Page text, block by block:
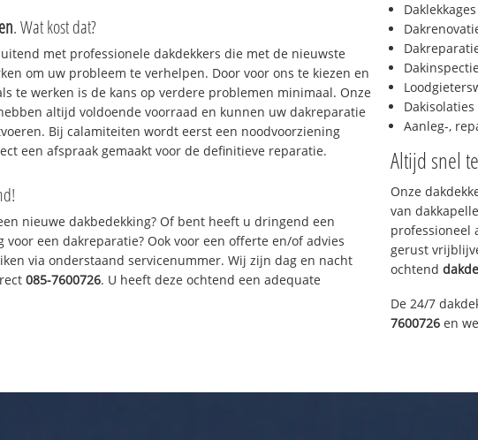
. Wat kost dat?
met professionele dakdekkers die met de nieuwste
om uw probleem te verhelpen. Door voor ons te kiezen en
te werken is de kans op verdere problemen minimaal. Onze
altijd voldoende voorraad en kunnen uw dakreparatie
Bij calamiteiten wordt eerst een noodvoorziening
een afspraak gemaakt voor de definitieve reparatie.
nieuwe dakbedekking? Of bent heeft u dringend een
voor een dakreparatie? Ook voor een offerte en/of advies
via onderstaand servicenummer. Wij zijn dag en nacht
085-7600726. U heeft deze ochtend een adequate
Daklekkages
Dakisolaties
Aanleg-,
Altijd snel
Onze
van
professioneel
gerust
ochtend
De 24/7
7600726 en